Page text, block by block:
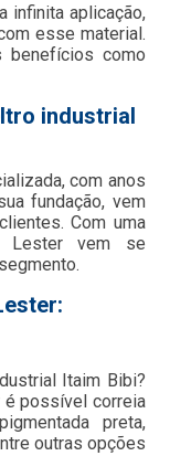
infinita aplicação,
esse material.
como
industrial
com anos
fundação, vem
Com uma
Lester vem se
Itaim Bibi?
é possível correia
preta,
outras opções